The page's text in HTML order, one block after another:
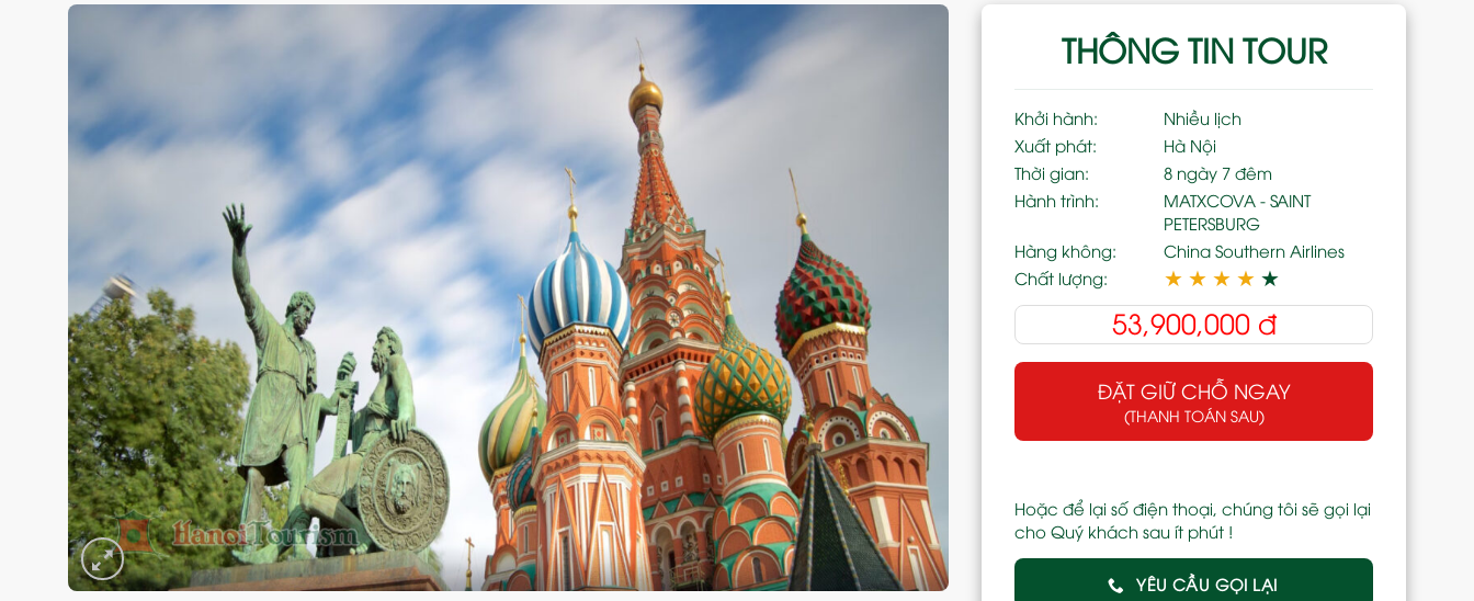
THÔNG TIN TOUR
Khởi hành:
Nhiều lịch
Xuất phát:
Hà Nội
Thời gian:
8 ngày 7 đêm
Hành trình:
MATXCOVA - SAINT
PETERSBURG
Hàng không:
China Southern Airlines
Chất lượng:
★ ★ ★ ★ ★
53,900,000đ
ĐẶT GIỮ CHỖ NGAY
(THANH TOÁN SAU)
Hoặc để lại số điện thoại, chúng tôi sẽ gọi lại
cho Quý khách sau ít phút !
YÊU CẦU GỌI LẠI